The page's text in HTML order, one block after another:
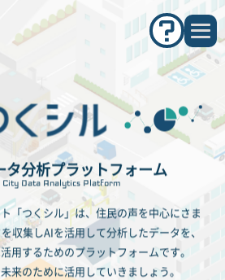
用に向けて
ート
プライバシーポリシー
タ分析プラットフォーム
City Data Analytics Platform
「つくシル」は、住民の声を中心にさま
収集しAIを活用して分析したデータを、
用するためのプラットフォームです。
来のために活用していきましょう。